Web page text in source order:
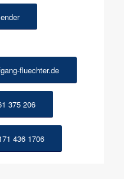
fluechter.de
375 206
436 1706